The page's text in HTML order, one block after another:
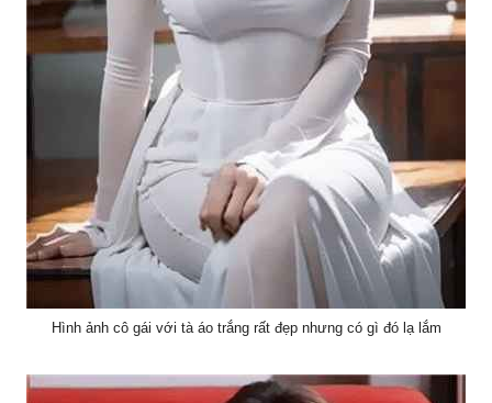
Hình ảnh cô gái với tà áo trắng rất đẹp nhưng có gì đó lạ lắm